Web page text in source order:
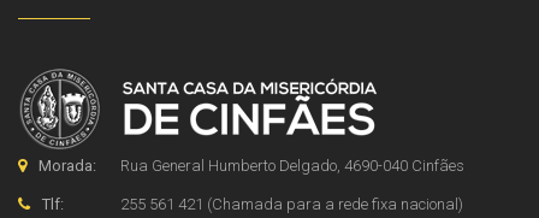
Morada: Rua General Humberto Delgado, 4690-040 Cinfães
Tlf: 255 561 421 (Chamada para a rede fixa nacional)